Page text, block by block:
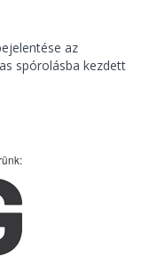
az
spórolásba kezdett